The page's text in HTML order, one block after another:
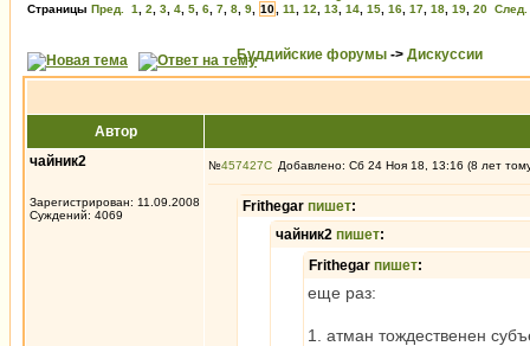
Страницы Пред. 1 2 3 4 5 6 7 8 9 10 11 12 13 14 15 16 17 18 19 20 След.
Буддийские форумы -> Дискуссии
Автор
чайник2
Зарегистрирован: 11.09.2008
Суждений: 4069
№457427 Добавлено: Сб 24 Ноя 18, 13:16 (8 лет
Frithegar пишет:
чайник2 пишет:
Frithegar пишет:
еще раз:
1. атман тождественен